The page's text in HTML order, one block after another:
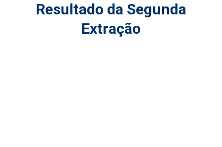
Resultado da Segunda
Extração